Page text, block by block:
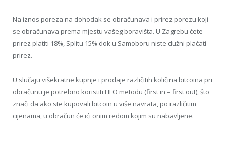
Na iznos poreza na dohodak se obračunava i prirez porezu koji
se obračunava prema mjestu vašeg boravišta. U Zagrebu ćete
prirez platiti 18%, Splitu 15% dok u Samoboru niste dužni plaćati
prirez.
U slučaju višekratne kupnje i prodaje različitih količina bitcoina pri
obračunu je potrebno koristiti FIFO metodu (first in – first out), što
znači da ako ste kupovali bitcoin u više navrata, po različitim
cijenama, u obračun će ići onim redom kojim su nabavljene.